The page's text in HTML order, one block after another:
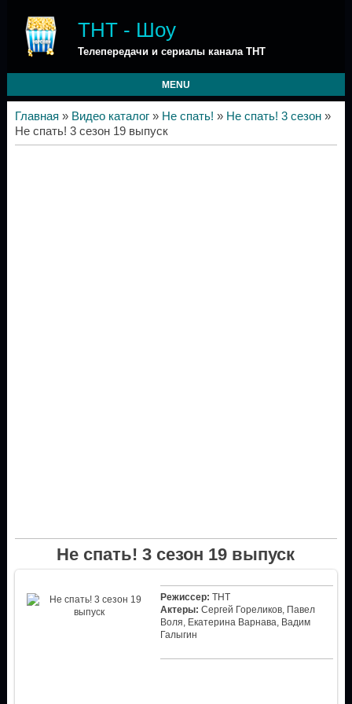
ТНТ - Шоу
Телепередачи и сериалы канала ТНТ
MENU
Главная » Видео каталог» Не спать! » Не спать! 3 сезон»
Не спать! 3 сезон 19 выпуск
Не спать! 3 сезон 19 выпуск
Режиссер: ТНТ
Актеры: Сергей Гореликов, Павел
Воля, Екатерина Варнава, Вадим
Галыгин